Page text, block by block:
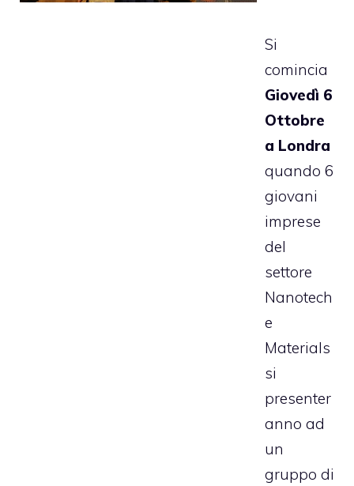
Si
comincia
Giovedì 6
Ottobre
a Londra
quando 6
giovani
imprese
del
settore
Nanotech
e
Materials
si
presenter
anno ad
un
gruppo di